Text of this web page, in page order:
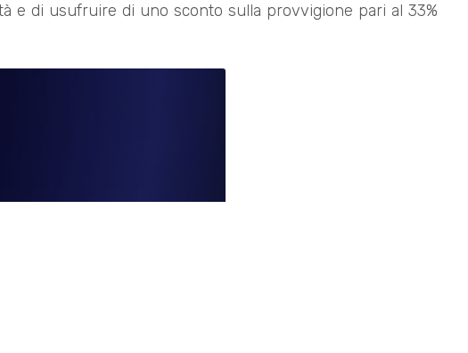
e di usufruire di uno sconto sulla provvigione pari al 33%